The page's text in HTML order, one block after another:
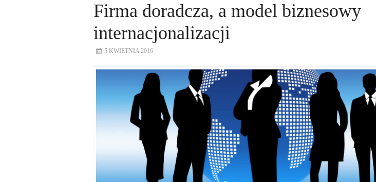
Firma doradcza, a model biznesowy
internacjonalizacji
5 KWIETNIA 2016